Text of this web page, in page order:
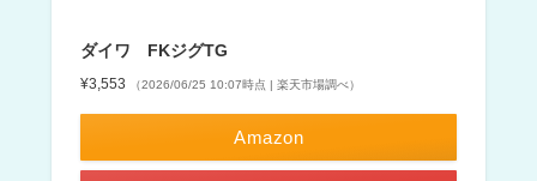
ダイワ FKジグTG
¥3,553 （2026/06/25 10:07時点 | 楽天市場調べ）
Amazon